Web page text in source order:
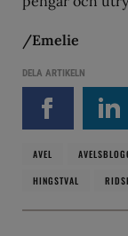
/Emelie
DELA ARTIKELN
AVEL
HINGSTVAL